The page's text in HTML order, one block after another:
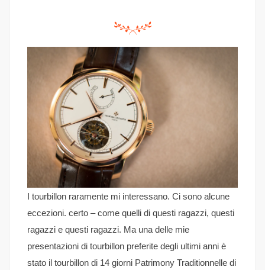
I tourbillon raramente mi interessano. Ci sono alcune
eccezioni. certo – come quelli di questi ragazzi, questi
ragazzi e questi ragazzi. Ma una delle mie
presentazioni di tourbillon preferite degli ultimi anni è
stato il tourbillon di 14 giorni Patrimony Traditionnelle di